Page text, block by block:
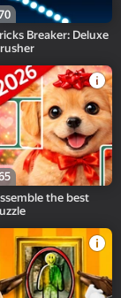
Breaker: Deluxe
the best